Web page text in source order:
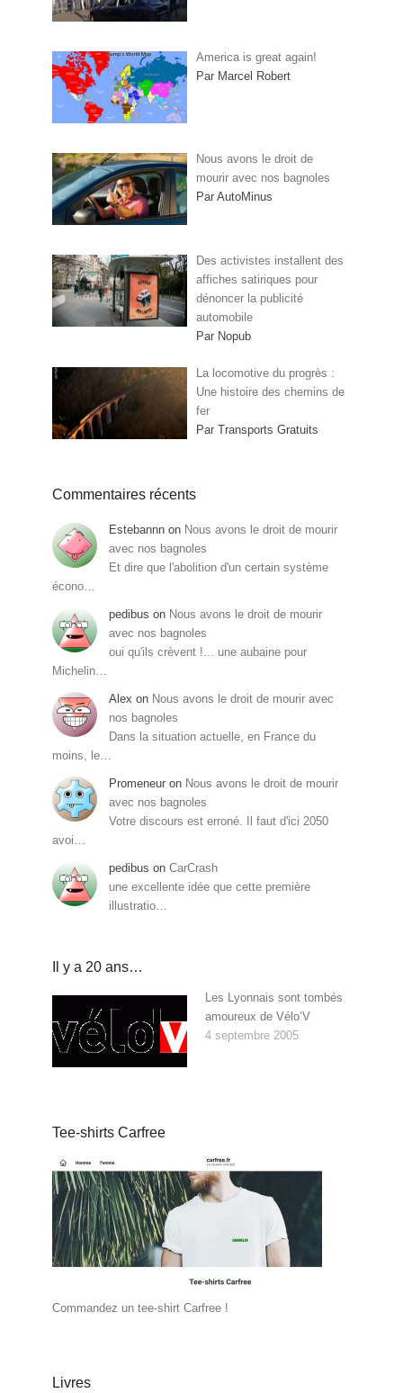
America is great again!
Par Marcel Robert
Nous avons le droit de
mourir avec nos bagnoles
Par AutoMinus
Des activistes installent des
affiches satiriques pour
dénoncer la publicité
automobile
Par Nopub
La locomotive du progrès :
Une histoire des chemins de
fer
Par Transports Gratuits
Commentaires récents
Estebannn on Nous avons le droit de mourir
avec nos bagnoles
Et dire que l'abolition d'un certain système
écono…
pedibus on Nous avons le droit de mourir
avec nos bagnoles
oui qu'ils crèvent !... une aubaine pour
Michelin…
Alex on Nous avons le droit de mourir avec
nos bagnoles
Dans la situation actuelle, en France du
moins, le…
Promeneur on Nous avons le droit de mourir
avec nos bagnoles
Votre discours est erroné. Il faut d'ici 2050
avoi…
pedibus on CarCrash
une excellente idée que cette première
illustratio…
Il y a 20 ans…
Les Lyonnais sont tombés
amoureux de Vélo’V
4 septembre 2005
Tee-shirts Carfree
Commandez un tee-shirt Carfree !
Livres